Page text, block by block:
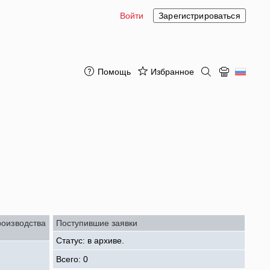
Войти Зарегистрироваться
Помощь Избранное
Поступившие заявки
Статус: в архиве.
Всего: 0